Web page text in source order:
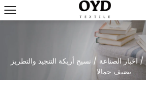
/اخبار الصناعة / نسيج أريكة التنجيد والتطريز
يضيف جمالا